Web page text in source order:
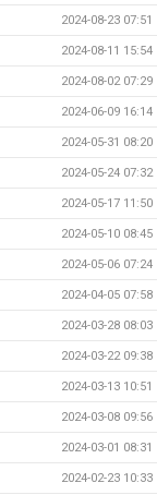
2024-08-23 07:51
2024-08-11 15:54
2024-08-02 07:29
2024-06-09 16:14
2024-05-31 08:20
2024-05-24 07:32
2024-05-17 11:50
2024-05-10 08:45
2024-05-06 07:24
2024-04-05 07:58
2024-03-28 08:03
2024-03-22 09:38
2024-03-13 10:51
2024-03-08 09:56
2024-03-01 08:31
2024-02-23 10:33